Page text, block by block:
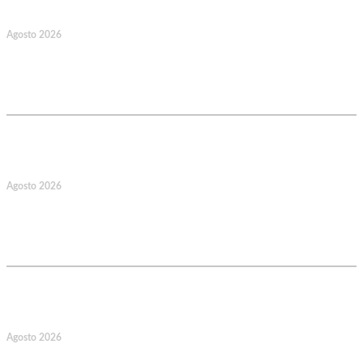
Agosto 2026
Agosto 2026
Agosto 2026